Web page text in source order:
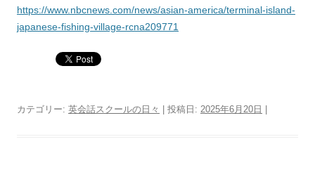
https://www.nbcnews.com/news/asian-america/terminal-island-
japanese-fishing-village-rcna209771
カテゴリー: 英会話スクールの日々 | 投稿日: 2025年6月20日